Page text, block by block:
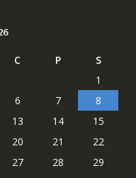
C P
S
1
6 7
8
13 14
15
20 21
22
27 28
29